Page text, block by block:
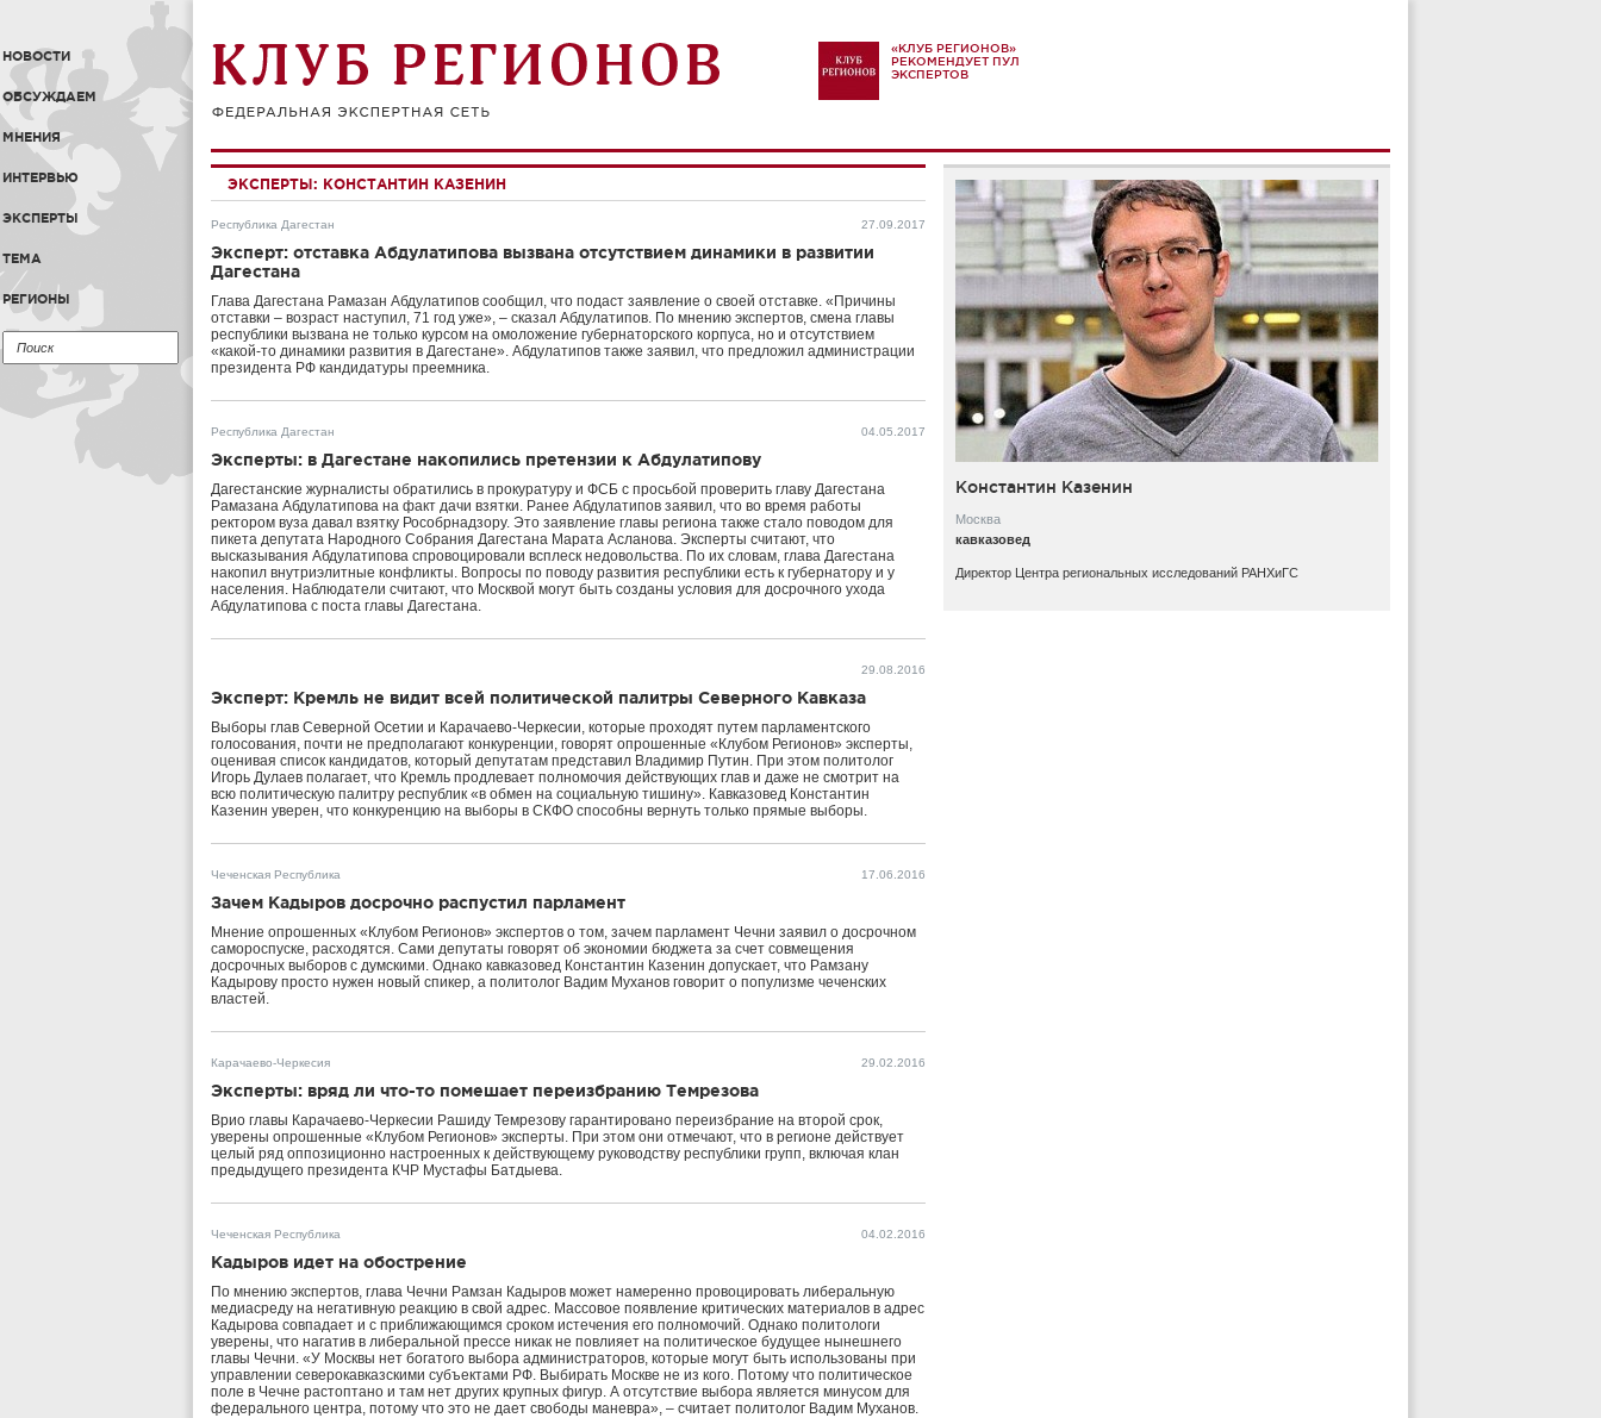
НОВОСТИ
ОБСУЖДАЕМ
МНЕНИЯ
ИНТЕРВЬЮ
ЭКСПЕРТЫ
ТЕМА
РЕГИОНЫ
«КЛУБ РЕГИОНОВ»
РЕКОМЕНДУЕТ ПУЛ
ЭКСПЕРТОВ
ЭКСПЕРТЫ: КОНСТАНТИН КАЗЕНИН
Республика Дагестан 27.09.2017
Эксперт: отставка Абдулатипова вызвана отсутствием динамики в развитии
Дагестана
Глава Дагестана Рамазан Абдулатипов сообщил, что подаст заявление о своей отставке. «Причины
отставки – возраст наступил, 71 год уже», – сказал Абдулатипов. По мнению экспертов, смена главы
республики вызвана не только курсом на омоложение губернаторского корпуса, но и отсутствием
«какой-то динамики развития в Дагестане». Абдулатипов также заявил, что предложил администрации
президента РФ кандидатуры преемника.
Республика Дагестан 04.05.2017
Эксперты: в Дагестане накопились претензии к Абдулатипову
Дагестанские журналисты обратились в прокуратуру и ФСБ с просьбой проверить главу Дагестана
Рамазана Абдулатипова на факт дачи взятки. Ранее Абдулатипов заявил, что во время работы
ректором вуза давал взятку Рособрнадзору. Это заявление главы региона также стало поводом для
пикета депутата Народного Собрания Дагестана Марата Асланова. Эксперты считают, что
высказывания Абдулатипова спровоцировали всплеск недовольства. По их словам, глава Дагестана
накопил внутриэлитные конфликты. Вопросы по поводу развития республики есть к губернатору и у
населения. Наблюдатели считают, что Москвой могут быть созданы условия для досрочного ухода
Абдулатипова с поста главы Дагестана.
29.08.2016
Эксперт: Кремль не видит всей политической палитры Северного Кавказа
Выборы глав Северной Осетии и Карачаево-Черкесии, которые проходят путем парламентского
голосования, почти не предполагают конкуренции, говорят опрошенные «Клубом Регионов» эксперты,
оценивая список кандидатов, который депутатам представил Владимир Путин. При этом политолог
Игорь Дулаев полагает, что Кремль продлевает полномочия действующих глав и даже не смотрит на
всю политическую палитру республик «в обмен на социальную тишину». Кавказовед Константин
Казенин уверен, что конкуренцию на выборы в СКФО способны вернуть только прямые выборы.
Чеченская Республика 17.06.2016
Зачем Кадыров досрочно распустил парламент
Мнение опрошенных «Клубом Регионов» экспертов о том, зачем парламент Чечни заявил о досрочном
самороспуске, расходятся. Сами депутаты говорят об экономии бюджета за счет совмещения
досрочных выборов с думскими. Однако кавказовед Константин Казенин допускает, что Рамзану
Кадырову просто нужен новый спикер, а политолог Вадим Муханов говорит о популизме чеченских
властей.
Карачаево-Черкесия 29.02.2016
Эксперты: вряд ли что-то помешает переизбранию Темрезова
Врио главы Карачаево-Черкесии Рашиду Темрезову гарантировано переизбрание на второй срок,
уверены опрошенные «Клубом Регионов» эксперты. При этом они отмечают, что в регионе действует
целый ряд оппозиционно настроенных к действующему руководству республики групп, включая клан
предыдущего президента КЧР Мустафы Батдыева.
Чеченская Республика 04.02.2016
Кадыров идет на обострение
По мнению экспертов, глава Чечни Рамзан Кадыров может намеренно провоцировать либеральную
медиасреду на негативную реакцию в свой адрес. Массовое появление критических материалов в адрес
Кадырова совпадает и с приближающимся сроком истечения его полномочий. Однако политологи
уверены, что нагатив в либеральной прессе никак не повлияет на политическое будущее нынешнего
главы Чечни. «У Москвы нет богатого выбора администраторов, которые могут быть использованы при
управлении северокавказскими субъектами РФ. Выбирать Москве не из кого. Потому что политическое
поле в Чечне растоптано и там нет других крупных фигур. А отсутствие выбора является минусом для
федерального центра, потому что это не дает свободы маневра», – считает политолог Вадим Муханов.
Константин Казенин
Москва
кавказовед
Директор Центра региональных исследований РАНХиГС